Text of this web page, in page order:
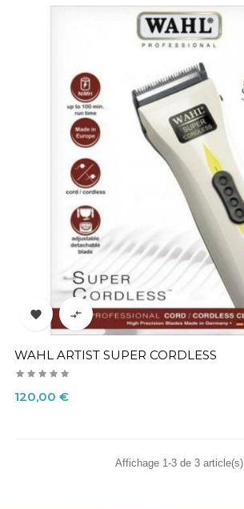
 
WAHL ARTIST SUPER CORDLESS
Precio
120,00 €
Affichage 1-3 de 3 article(s)